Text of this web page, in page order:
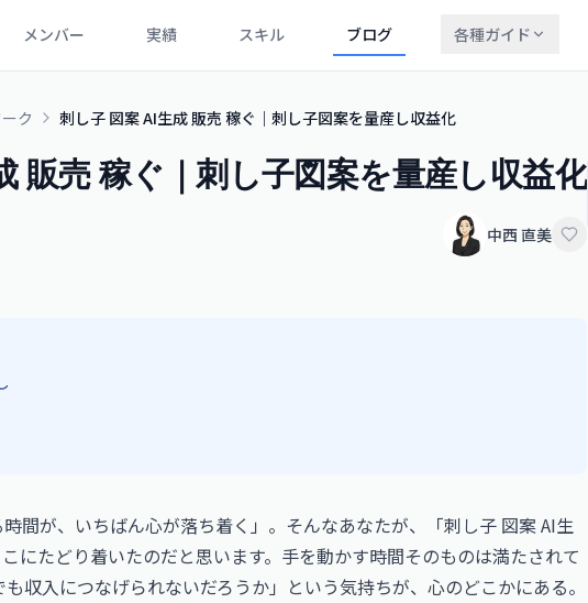
メンバー 実績 スキル ブログ 各種ガイド
ク 刺し子 図案 AI生成 販売 稼ぐ｜刺し子図案を量産し収益化
販売 稼ぐ｜刺し子図案を量産し収益化
中西 直美
時間が、いちばん心が落ち着く」。そんなあなたが、「刺し子 図案 AI生
にたどり着いたのだと思います。手を動かす時間そのものは満たされて
収入につなげられないだろうか」という気持ちが、心のどこかにある。